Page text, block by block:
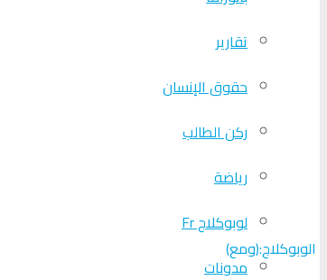
تقارير
حقوق الإنسان
ركن الطالب
رياضة
لوبوكلاج Fr
مدونات
الوبوكلاج:(ومع)